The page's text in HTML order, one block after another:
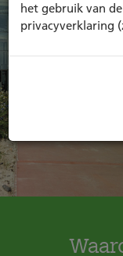
Ik wil
Bekijk
Ik wil
het gebruik van
privacyverklaring